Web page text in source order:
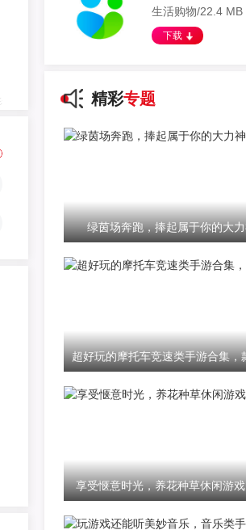
生活购物/22.4 MB
下载
精彩专题
绿茵场奔跑，捧起属于你的大
享受惬意时光，养花种草休闲游